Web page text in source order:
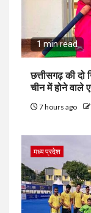
1 min read
छत्तीसगढ़ की दो
चीन में होने वाले
7 hours ago
मध्य प्रदेश